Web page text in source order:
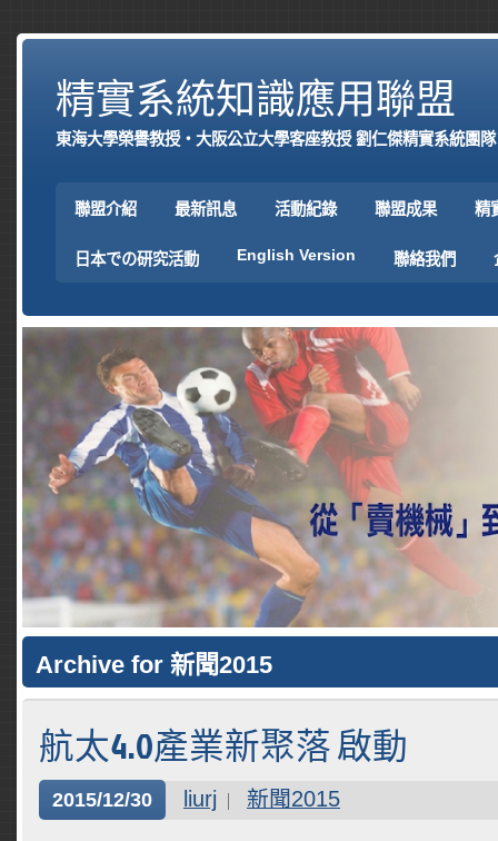
精實系統知識應用聯盟
東海大學榮譽教授‧大阪公立大學客座教授 劉仁傑精實系統團隊
聯盟介紹 最新訊息 活動紀錄 聯盟成果 精
日本での研究活動 English Version 聯絡我們
Archive for 新聞2015
航太4.0產業新聚落 啟動
2015/12/30 liurj 新聞2015